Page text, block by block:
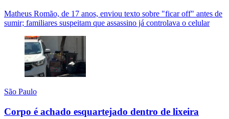
Matheus Romão, de 17 anos, enviou texto sobre "ficar off" antes de
sumir; familiares suspeitam que assassino já controlava o celular
São Paulo
Corpo é achado esquartejado dentro de lixeira